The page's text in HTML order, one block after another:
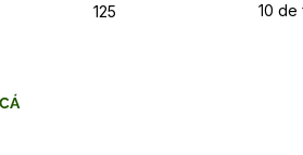
125 10